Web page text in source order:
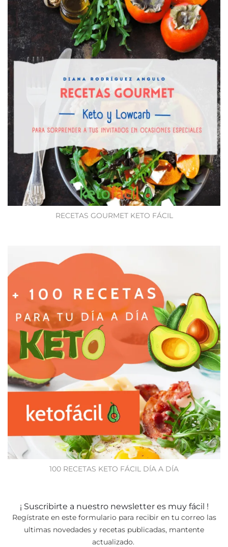
RECETAS GOURMET KETO FÁCIL
100 RECETAS KETO FÁCIL DÍA A DÍA
¡ Suscribirte a nuestro newsletter es muy fácil !
Regístrate en este formulario para recibir en tu correo las
ultimas novedades y recetas publicadas, mantente
actualizado.